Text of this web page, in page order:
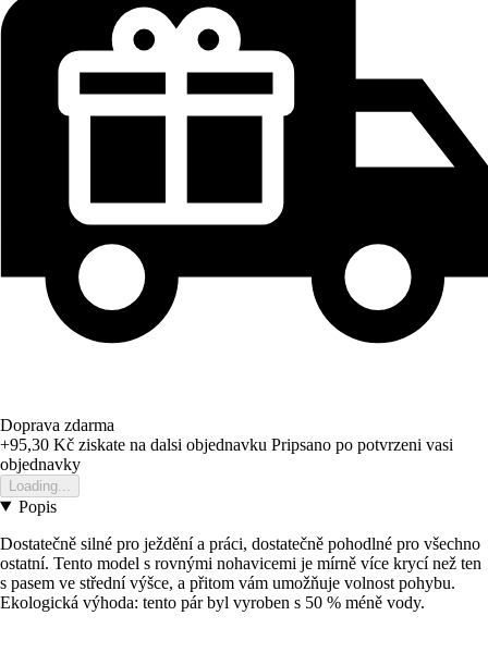
Doprava zdarma
+95,30 Kč ziskate na dalsi objednavku Pripsano po potvrzeni vasi
objednavky
Loading...
Popis
Dostatečně silné pro ježdění a práci, dostatečně pohodlné pro všechno
ostatní. Tento model s rovnými nohavicemi je mírně více krycí než ten
s pasem ve střední výšce, a přitom vám umožňuje volnost pohybu.
Ekologická výhoda: tento pár byl vyroben s 50 % méně vody.